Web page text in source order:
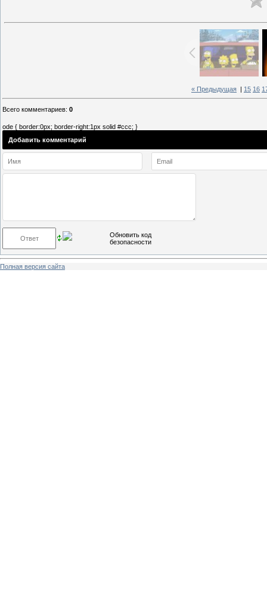
« Предыдущая 15 16
Всего комментариев: 0
ode { border:0px; border-right:1px solid #ccc; }
Добавить комментарий
Полная версия сайта